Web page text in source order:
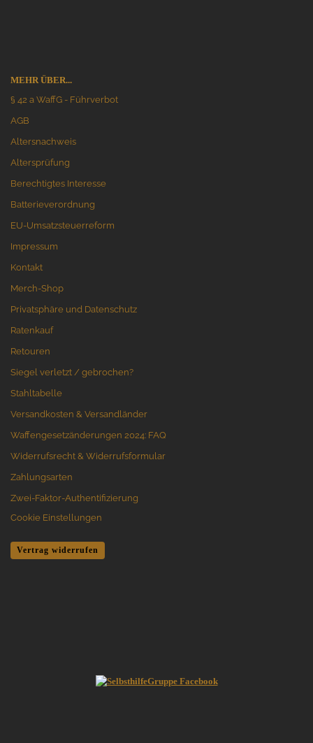
MEHR ÜBER...
§ 42 a WaffG - Führverbot
AGB
Altersnachweis
Altersprüfung
Berechtigtes Interesse
Batterieverordnung
EU-Umsatzsteuerreform
Impressum
Kontakt
Merch-Shop
Privatsphäre und Datenschutz
Ratenkauf
Retouren
Siegel verletzt / gebrochen?
Stahltabelle
Versandkosten & Versandländer
Waffengesetzänderungen 2024: FAQ
Widerrufsrecht & Widerrufsformular
Zahlungsarten
Zwei-Faktor-Authentifizierung
Cookie Einstellungen
Vertrag widerrufen